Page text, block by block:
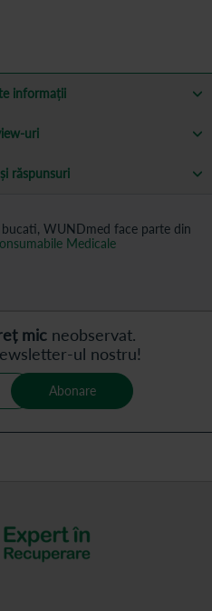
informații
uri
răspunsuri
WUNDmed face parte din
Medicale
mic neobservat.
ul nostru!
Abonare